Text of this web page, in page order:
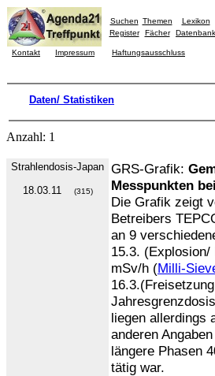
Suchen Themen
Lexikon
Register
Fächer Datenbank
Kontakt Impressum Haftungsausschluss
Daten/ Statistiken
Anzahl: 1
Strahlendosis-Japan
18.03.11
(315)
GRS-Grafik:
Messpunkten
Die Grafik zeigt
Betreibers
an 9
15.3.
mSv/h (Milli-
liegen allerdings
anderen
längere Phasen
tätig war.